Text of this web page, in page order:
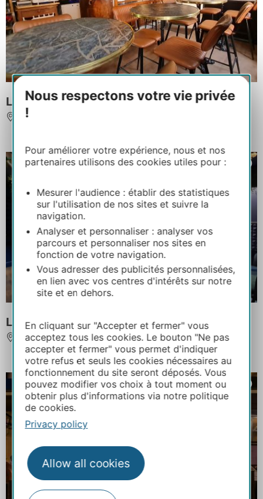
Nous respectons votre vie privée
!
Pour améliorer votre expérience, nous et nos
partenaires utilisons des cookies utiles pour :
Mesurer l'audience : établir des statistiques
sur l'utilisation de nos sites et suivre la
navigation.
Analyser et personnaliser : analyser vos
parcours et personnaliser nos sites en
fonction de votre navigation.
Vous adresser des publicités personnalisées,
en lien avec vos centres d'intérêts sur notre
site et en dehors.
En cliquant sur "Accepter et fermer" vous
acceptez tous les cookies. Le bouton "Ne pas
accepter et fermer" vous permet d'indiquer
votre refus et seuls les cookies nécessaires au
fonctionnement du site seront déposés. Vous
pouvez modifier vos choix à tout moment ou
obtenir plus d'informations via notre politique
de cookies.
Privacy policy
Allow all cookies
Le Quai Choiseul
ALBI
Les Arcades
ALBI